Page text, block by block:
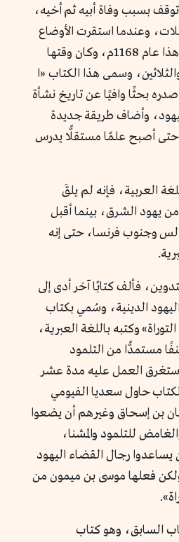
بسبب وفاة أبيه ثم أخيه،
وعندما استقرت الأوضاع
في حياته أكمل تفسيره هذا عام 1168م، وكان وقتها
وسمى هذا الكتاب «ا
بحثًا وافيًا عن تاريخ نشأة
وأضاف طريقة جديدة
حتى أصبح علمًا مستقلًّا يدرس
العربية، فإنه لم يلقَ
يهود الشرق، بينما أقبل
وجنوب فرنسا، حتى إنه
فألف كتابًا آخر أدى إلى
الدينية، وسُمي بكتاب
وكتبه باللغة العبرية،
مستمدًّا من التلمود
العمل عليه مدة عشر
حاول سعديا الفيومي
بن إسحاق وغيرهم أن يضعوا
للتلمود والمشنا،
رجال القضاء اليهود
فعلها موسى بن ميمون من
السابق، وهو كتاب